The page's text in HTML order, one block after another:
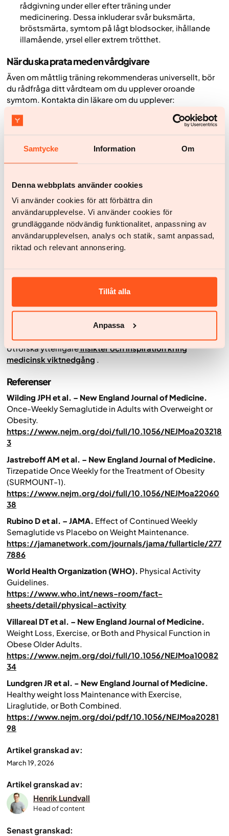
Samtycke Information Om
Denna webbplats använder cookies
Vi använder cookies för att förbättra din
användarupplevelse. Vi använder cookies för
grundläggande nödvändig funktionalitet, anpassning av
användarupplevelsen, analys och statik, samt anpassad,
riktad och relevant annonsering.
Tillåt alla
Anpassa
rådgivning under eller efter träning under
medicinering. Dessa inkluderar svår buksmärta,
bröstsmärta, symtom på lågt blodsocker, ihållande
illamående, yrsel eller extrem trötthet.
När du ska prata med en vårdgivare
Även om måttlig träning rekommenderas universellt, bör
du rådfråga ditt vårdteam om du upplever oroande
symtom. Kontakta din läkare om du upplever:
Svårt eller ihållande illamående och kräkningar under
träningspass som inte förbättras genom att justera
måltidstiderna.
Yrsel eller svimningskänsla, vilket kan vara ett tecken
andra läkemedel för typ 2-diabetes).
Extrem trötthet som hindrar dig från att återhämta dig
ordentligt efter fysisk aktivitet.
På Yazen vägleds din behandling av ett multidisciplinärt
team som tillhandahåller individualiserad medicinsk
viktkontroll . Om du är osäker på hur du ska påbörja en
och fysioterapeuter tillgängliga direkt i appen för att
skapa en säker, anpassad träningsplan skräddarsydd efter
balans mellan läkemedel, hälsosamma
livsstilsförändringar och fysisk aktivitet stödjer hållbar
viktnedgång och hälsosam viktkontroll i ditt dagliga liv.
Utforska ytterligareinsikter och inspiration kring
medicinsk viktnedgång .
Referenser
Wilding JPH et al. – New England Journal of Medicine.
Once-Weekly Semaglutide in Adults with Overweight or
Obesity.
https://www.nejm.org/doi/full/10.1056/NEJMoa203218
3
Jastreboff AM et al. – New England Journal of Medicine.
Tirzepatide Once Weekly for the Treatment of Obesity
(SURMOUNT-1).
https://www.nejm.org/doi/full/10.1056/NEJMoa22060
38
Rubino D et al. – JAMA. Effect of Continued Weekly
Semaglutide vs Placebo on Weight Maintenance.
https://jamanetwork.com/journals/jama/fullarticle/277
7886
World Health Organization (WHO). Physical Activity
Guidelines.
https://www.who.int/news-room/fact-
sheets/detail/physical-activity
Villareal DT et al. – New England Journal of Medicine.
Weight Loss, Exercise, or Both and Physical Function in
Obese Older Adults.
https://www.nejm.org/doi/full/10.1056/NEJMoa10082
34
Lundgren JR et al. - New England Journal of Medicine.
Healthy weight loss Maintenance with Exercise,
Liraglutide, or Both Combined.
https://www.nejm.org/doi/pdf/10.1056/NEJMoa20281
98
Artikel granskad av:
March 19, 2026
Artikel granskad av:
Henrik Lundvall
Head of content
Senast granskad: